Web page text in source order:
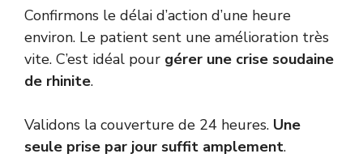
Confirmons le délai d’action d’une heure
environ. Le patient sent une amélioration très
vite. C’est idéal pour gérer une crise soudaine
de rhinite.
Validons la couverture de 24 heures. Une
seule prise par jour suffit amplement.